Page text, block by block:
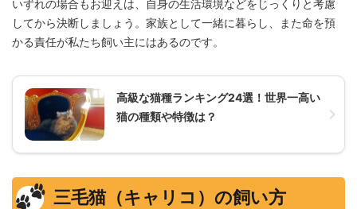
いずれの場合もお迎えは、自身の生活環境などをじっくりと考慮
してから決断しましょう。家族として一緒に暮らし、また命を預
かる責任が私たち飼い主にはあるのです。
高級な猫種ランキング24選！世界一高い
猫の種類や特徴は？
三毛猫（キャリコ）の飼い方